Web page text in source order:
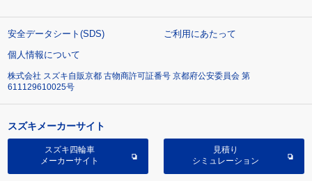
安全データシート(SDS)
ご利用にあたって
個人情報について
株式会社 スズキ自販京都 古物商許可証番号 京都府公安委員会 第
611129610025号
スズキメーカーサイト
スズキ四輪車
メーカーサイト
見積り
シミュレーション